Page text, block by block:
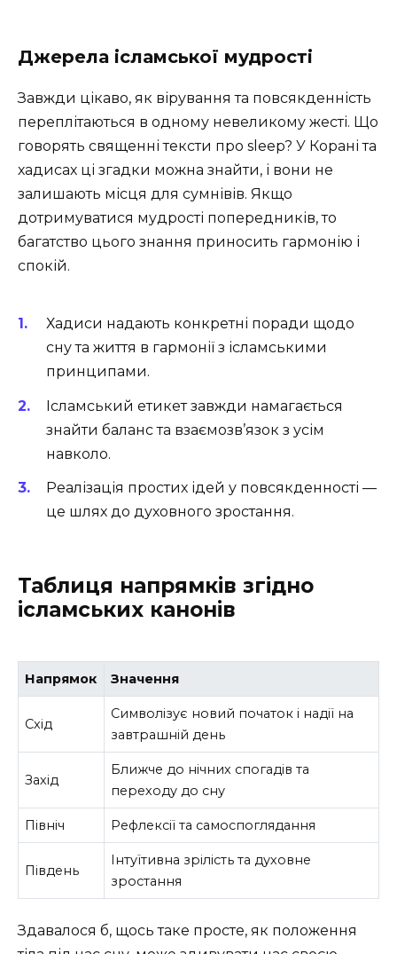
Джерела ісламської мудрості
Завжди цікаво, як вірування та повсякденність
переплітаються в одному невеликому жесті. Що
говорять священні тексти про sleep? У Корані та
хадисах ці згадки можна знайти, і вони не
залишають місця для сумнівів. Якщо
дотримуватися мудрості попередників, то
багатство цього знання приносить гармонію і
спокій.
Хадиси надають конкретні поради щодо
сну та життя в гармонії з ісламськими
принципами.
Ісламський етикет завжди намагається
знайти баланс та взаємозв’язок з усім
навколо.
Реалізація простих ідей у повсякденності —
це шлях до духовного зростання.
Таблиця напрямків згідно
ісламських канонів
Напрямок Значення
Схід
Символізує новий початок і надії на
завтрашній день
Захід
Ближче до нічних спогадів та
переходу до сну
Північ Рефлексії та самоспоглядання
Південь
Інтуїтивна зрілість та духовне
зростання
Здавалося б, щось таке просте, як положення